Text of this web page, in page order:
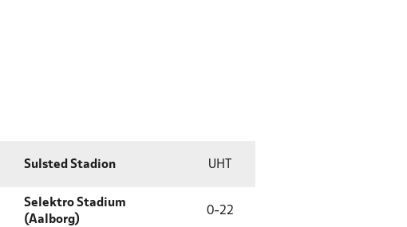
Sulsted Stadion UHT
Selektro Stadium
(Aalborg)
0-22